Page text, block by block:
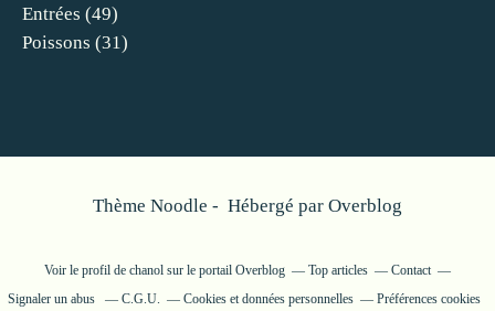
Entrées (49)
Poissons (31)
Thème Noodle - Hébergé par Overblog
Voir le profil de chanol sur le portail Overblog Top articles
Contact
Signaler un abus
C.G.U. Cookies et données personnelles Préférences cookies